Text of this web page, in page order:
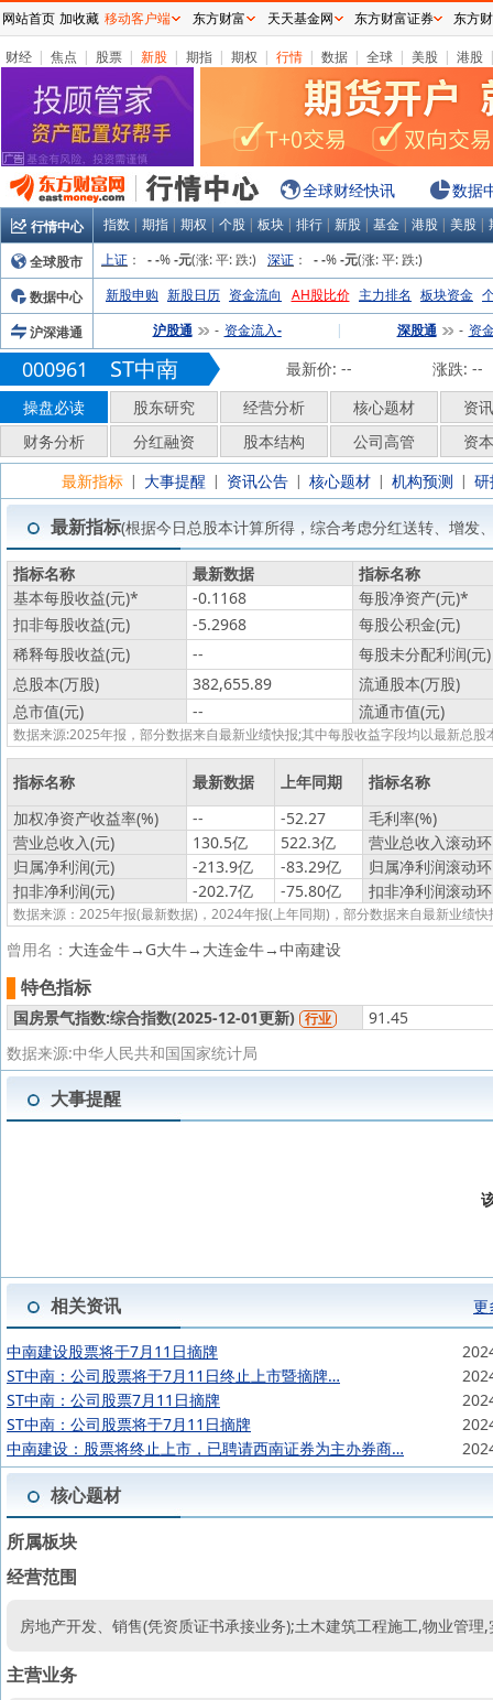
财经 | 焦点 | 股票 | 新股 | 期指 | 期权 | 行情 | 数据 | 全球 | 美股 | 港股
全球财经快讯 数据
行情中心 指数 | 期指 | 期权 | 个股 | 板块 | 排行 | 新股 | 基金 | 港股 | 美股 |
全球股市
上证 ： - -% -元(涨:平:跌:) 深证 ： - -% -元(涨:平:跌:)
数据中心
新股申购 新股日历 资金流向 AH股比价 主力排名 板块资金
沪深港通
沪股通 - 资金流入- | 深股通 - 资
000961 ST中南 最新价: -- 涨跌: --
操盘必读
股东研究 经营分析 核心题材
资
财务分析
分红融资 股本结构 公司高管
资
最新指标 | 大事提醒 | 资讯公告 | 核心题材 | 机构预测 |
最新指标(根据今日总股本计算所得，综合考虑分红送转、增发
指标名称 最新数据
指标名称
基本每股收益(元)* -0.1168 每股净资产(元)*
扣非每股收益(元)
-5.2968
每股公积金(元)
稀释每股收益(元)
--
每股未分配利润(元)
总股本(万股)
382,655.89
流通股本(万股)
总市值(元)
-- 流通市值(元)
数据来源:2025年报，部分数据来自最新业绩快报;其中每股收益字段均以最新总
指标名称 最新数据 上年同期
指标名称
加权净资产收益率(%)
-- -52.27
毛利率(%)
营业总收入(元)
130.5亿 522.3亿
营业总收入滚动
归属净利润(元)
-213.9亿 -83.29亿
归属净利润滚动
扣非净利润(元)
-202.7亿 -75.80亿 扣非净利润滚动
数据来源：2025年报(最新数据)，2024年报(上年同期)，部分数据来自最新业绩快
曾用名： 大连金牛→G大牛→大连金牛→中南建设
特色指标
国房景气指数:综合指数(2025-12-01更新) 行业
91.45
数据来源:中华人民共和国国家统计局
大事提醒
相关资讯 更
中南建设股票将于7月11日摘牌
ST中南：公司股票将于7月11日终止上市暨摘牌…
ST中南：公司股票7月11日摘牌
ST中南：公司股票将于7月11日摘牌
中南建设：股票将终止上市，已聘请西南证券为主办券商…
核心题材
所属板块
经营范围
房地产开发、销售(凭资质证书承接业务);土木建筑工程施工,物业管
主营业务
网站首页 加收藏 移动客户端 东方财富 天天基金网 东方财富证券 东方